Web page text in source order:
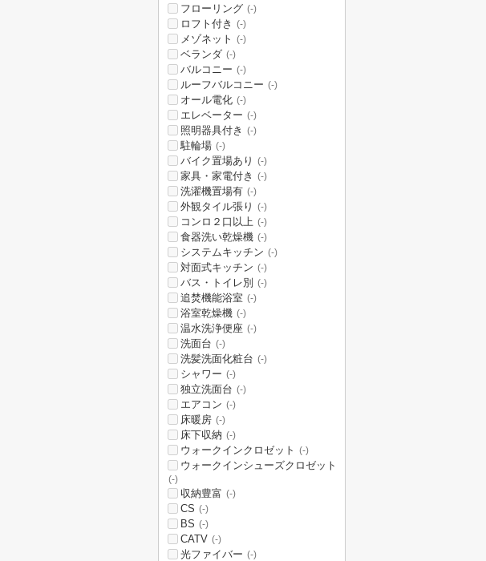
フローリング (-)
ロフト付き (-)
メゾネット (-)
ベランダ (-)
バルコニー (-)
ルーフバルコニー (-)
オール電化 (-)
エレベーター (-)
照明器具付き (-)
駐輪場 (-)
バイク置場あり (-)
家具・家電付き (-)
洗濯機置場有 (-)
外観タイル張り (-)
コンロ２口以上 (-)
食器洗い乾燥機 (-)
システムキッチン (-)
対面式キッチン (-)
バス・トイレ別 (-)
追焚機能浴室 (-)
浴室乾燥機 (-)
温水洗浄便座 (-)
洗面台 (-)
洗髪洗面化粧台 (-)
シャワー (-)
独立洗面台 (-)
エアコン (-)
床暖房 (-)
床下収納 (-)
ウォークインクロゼット (-)
ウォークインシューズクロゼット
(-)
収納豊富 (-)
CS (-)
BS (-)
CATV (-)
光ファイバー (-)